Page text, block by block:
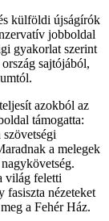
külföldi újságírók
jobboldal
gyakorlat szerint
sajtójából,
azokból az
támogatta:
a melegek
világ feletti
fasiszta nézeteket
a Fehér Ház.